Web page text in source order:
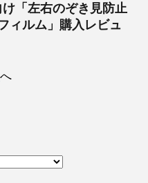
「左右のぞき見防止
ィルム」購入レビュ
へ